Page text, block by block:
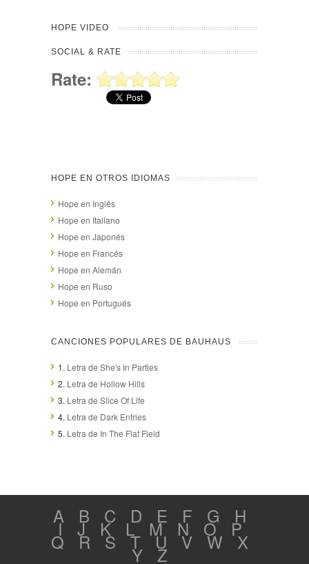
HOPE VIDEO
SOCIAL & RATE
Rate:
HOPE EN OTROS IDIOMAS
Hope en Inglés
Hope en Italiano
Hope en Japonés
Hope en Francés
Hope en Alemán
Hope en Ruso
Hope en Portugués
CANCIONES POPULARES DE BAUHAUS
1. Letra de She's In Parties
2. Letra de Hollow Hills
3. Letra de Slice Of Life
4. Letra de Dark Entries
5. Letra de In The Flat Field
A B C D E F G H
I J K L M N O P
Q R S T U V W X
Y Z